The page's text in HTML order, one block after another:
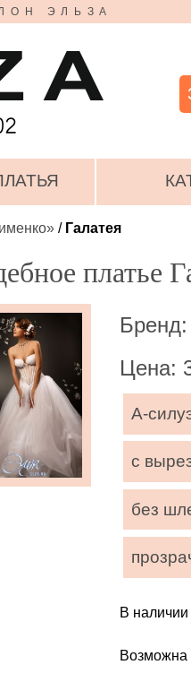
ЭЛЬЗА
/ Галатея
платье
Цена:
А-
с
без
В наличии
Возможна